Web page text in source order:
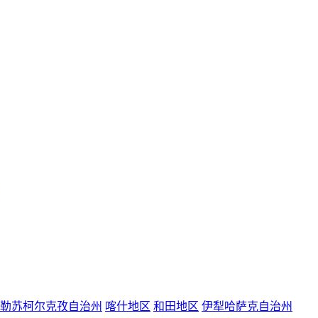
苏柯尔克孜自治州 喀什地区 和田地区 伊犁哈萨克自治州